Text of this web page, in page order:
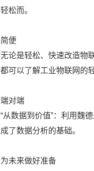
轻松而。
简便
无论是轻松、快速改造物
都可以了解工业物联网的
端对端
“从数据到价值”：利用魏
成了数据分析的基础。
为未来做好准备